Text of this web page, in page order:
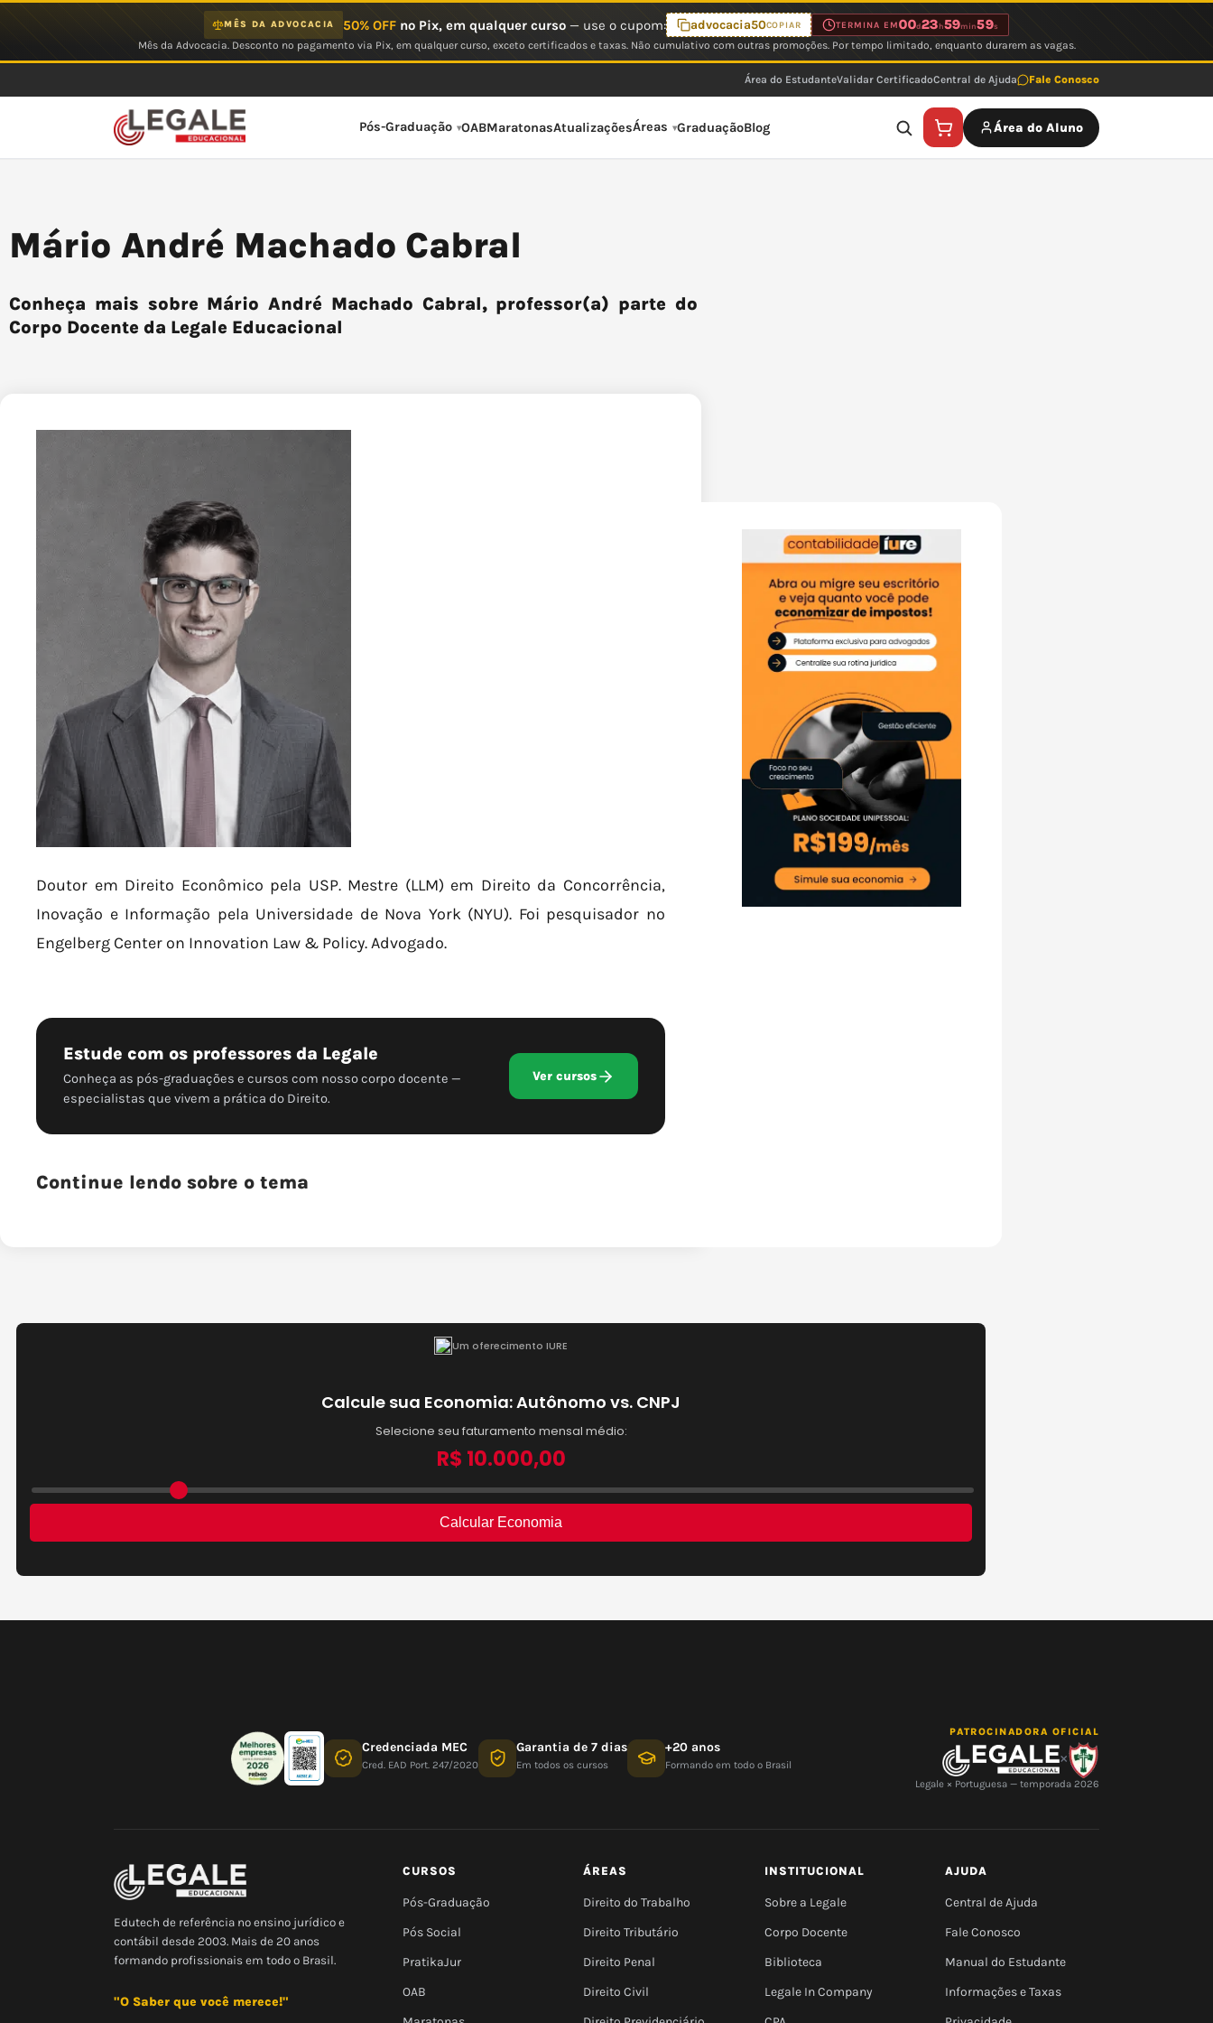
MÊS DA ADVOCACIA 50% OFFno Pix, em qualquer curso— use o cupom: advocacia50COPIAR TERMINA EM00d23 h59min59s
Mês da Advocacia. Desconto no pagamento via Pix, em qualquer curso, exceto certificados e taxas. Não cumulativo com outras promoções. Por tempo limitado, enquanto durarem as vagas.
Área do EstudanteValidar CertificadoCentral de Ajuda Fale Conosco
Pós-Graduação OABMaratonasAtualizaçõesÁreas GraduaçãoBlog Área do Aluno
Mário André Machado Cabral
Conheça mais sobre Mário André Machado Cabral, professor(a) parte do
Corpo Docente da Legale Educacional
Doutor em Direito Econômico pela USP. Mestre (LLM) em Direito da Concorrência,
Inovação e Informação pela Universidade de Nova York (NYU). Foi pesquisador no
Engelberg Center on Innovation Law & Policy. Advogado.
Estude com os professores da Legale
Conheça as pós-graduações e cursos com nosso corpo docente —
especialistas que vivem a prática do Direito.
Ver cursos
Continue lendo sobre o tema
Credenciada MEC
Cred. EAD Port. 247/2020
Garantia de 7 dias
Em todos os cursos
+20 anos
Formando em todo o Brasil
PATROCINADORA OFICIAL
×
Legale × Portuguesa — temporada 2026
Edutech de referência no ensino jurídico e
contábil desde 2003. Mais de 20 anos
formando profissionais em todo o Brasil.
"O Saber que você merece!"
CURSOS
Pós-Graduação
Pós Social
PratikaJur
OAB
ÁREAS
Direito do Trabalho
Direito Tributário
Direito Penal
Direito Civil
INSTITUCIONAL
Sobre a Legale
Corpo Docente
Biblioteca
Legale In Company
AJUDA
Central de Ajuda
Fale Conosco
Manual do Estudante
Informações e Taxas